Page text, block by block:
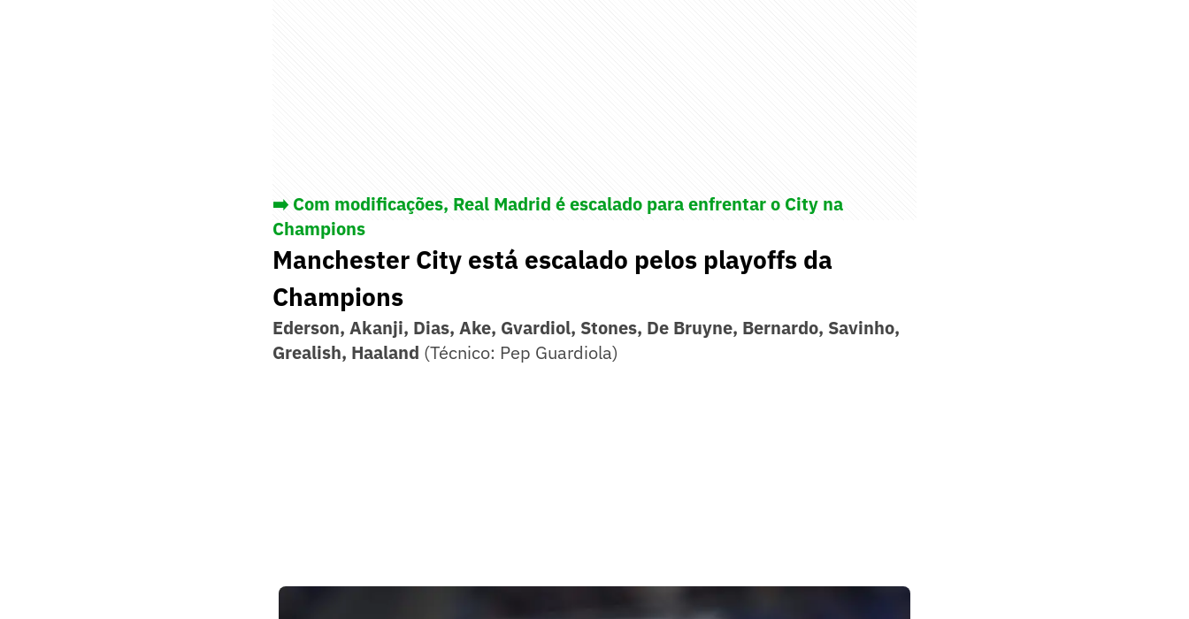
➡️ Com modificações, Real Madrid é escalado para enfrentar o City na
Champions
Manchester City está escalado pelos playoffs da
Champions
Ederson, Akanji, Dias, Ake, Gvardiol, Stones, De Bruyne, Bernardo, Savinho,
Grealish, Haaland (Técnico: Pep Guardiola)